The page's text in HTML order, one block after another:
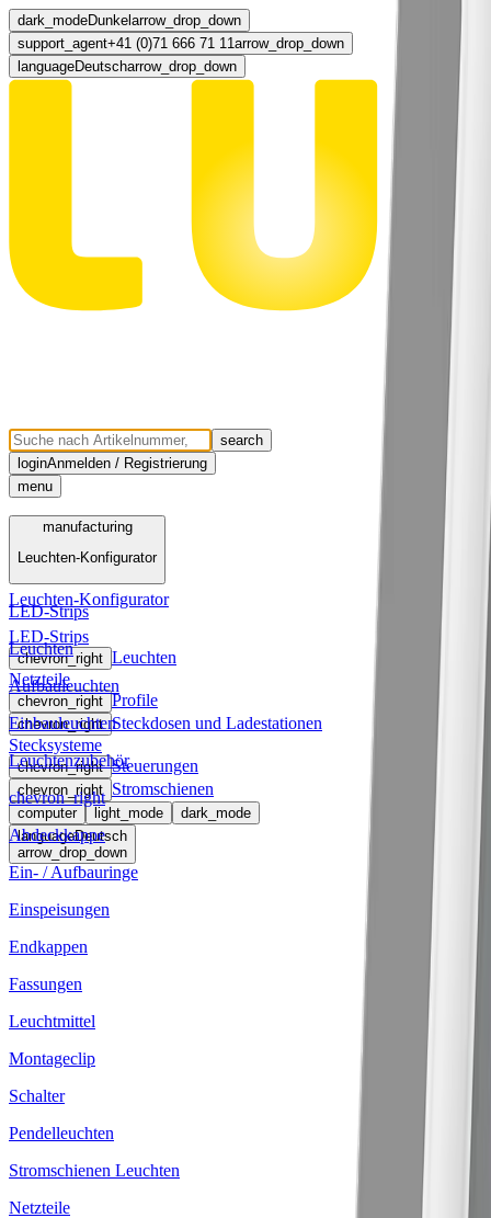
dark_modeDunkel arrow_drop_down
support_agent+41 (0)71 666 71 11arrow_drop_down
languageDeutscharrow_drop_down
search
loginAnmelden / Registrierung
menu
Menü
manufacturing
Leuchten-Konfigurator
LED-Strips
chevron_right Leuchten
Netzteile
chevron_right Profile
chevron_right Steckdosen und Ladestationen
Stecksysteme
chevron_right Steuerungen
chevron_right Stromschienen
computer light_mode
dark_mode
languageDeutsch
arrow_drop_down
manufacturing
Leuchten-Konfigurator
LED-Strips
Leuchten
Aufbauleuchten
Einbauleuchten
Leuchtenzubehör
chevron_right
Abdeckkappe
Ein- / Aufbauringe
Einspeisungen
Endkappen
Fassungen
Leuchtmittel
Montageclip
Schalter
Pendelleuchten
Stromschienen Leuchten
Netzteile